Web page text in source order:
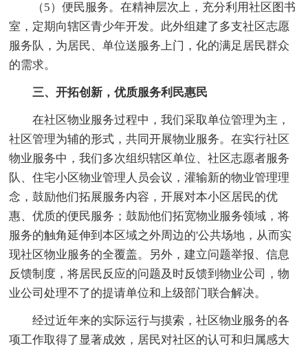
（5）便民服务。在精神层次上，充分利用社区图书
室，定期向辖区青少年开发。此外组建了多支社区志愿
服务队，为居民、单位送服务上门，化的满足居民群众
的需求。
三、开拓创新，优质服务利民惠民
在社区物业服务过程中，我们采取单位管理为主，
社区管理为辅的形式，共同开展物业服务。在实行社区
物业服务中，我们多次组织辖区单位、社区志愿者服务
队、住宅小区物业管理人员会议，灌输新的物业管理理
念，鼓励他们拓展服务内容，开展对本小区居民的优
惠、优质的便民服务；鼓励他们拓宽物业服务领域，将
服务的触角延伸到本区域之外周边的'公共场地，从而实
现社区物业服务的全覆盖。另外，建立问题举报、信息
反馈制度，将居民反应的问题及时反馈到物业公司，物
业公司处理不了的提请单位和上级部门联合解决。
经过近年来的实际运行与摸索，社区物业服务的各
项工作取得了显著成效，居民对社区的认可和归属感大